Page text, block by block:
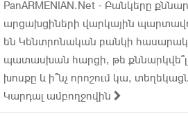
PanARMENIAN.Net - Բանկերը
արցախցիների վարկային
են Կենտրոնական բանկի
պատասխան հարցի, թե քննարկվե՞լ
խոսքը և ի՞նչ որոշում կա,
Կարդալ ամբողջովին